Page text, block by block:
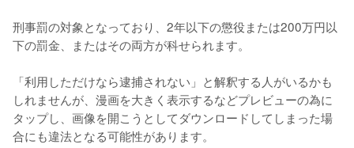
刑事罰の対象となっており、 2年以下の懲役または200万円以
下の罰金、またはその両方が科せられます。
「利用しただけなら逮捕されない」と解釈する人がいるかも
しれませんが、漫画を大きく表示するなどプレビューの為に
タップし、画像を開こうとしてダウンロードしてしまった場
合にも違法となる可能性があります。